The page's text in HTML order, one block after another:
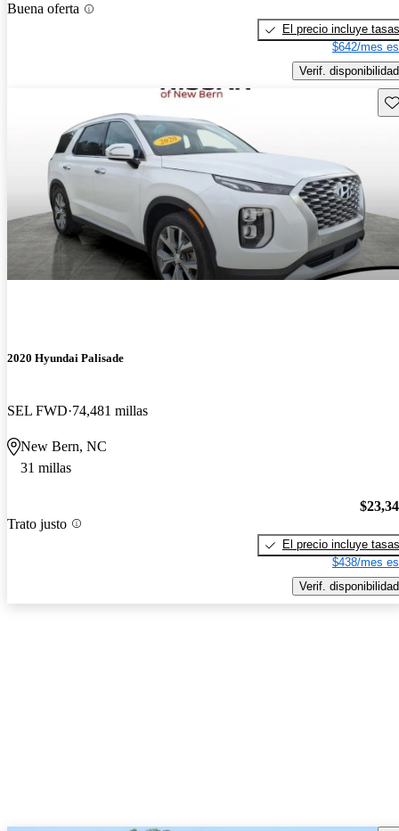
Buena oferta
El precio incluye tasas
$642/mes
Verif. disponibilidad
2020 Hyundai Palisade
SEL FWD 74,481 millas
New Bern, NC
31 millas
Trato justo
El precio incluye tasas
$438/mes
Verif. disponibilidad